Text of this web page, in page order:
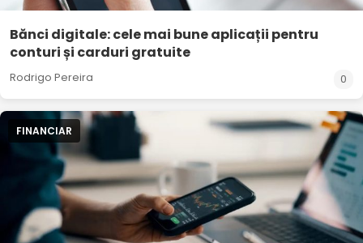
Bănci digitale: cele mai bune aplicații pentru
conturi și carduri gratuite
Rodrigo Pereira 0
FINANCIAR